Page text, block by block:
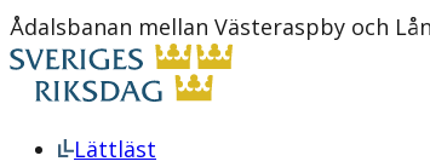
Ådalsbanan mellan Västeraspby och
Lättläst